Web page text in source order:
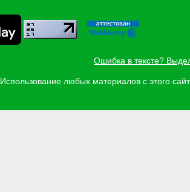
Ошибка в тексте?
Использование любых материалов с этого